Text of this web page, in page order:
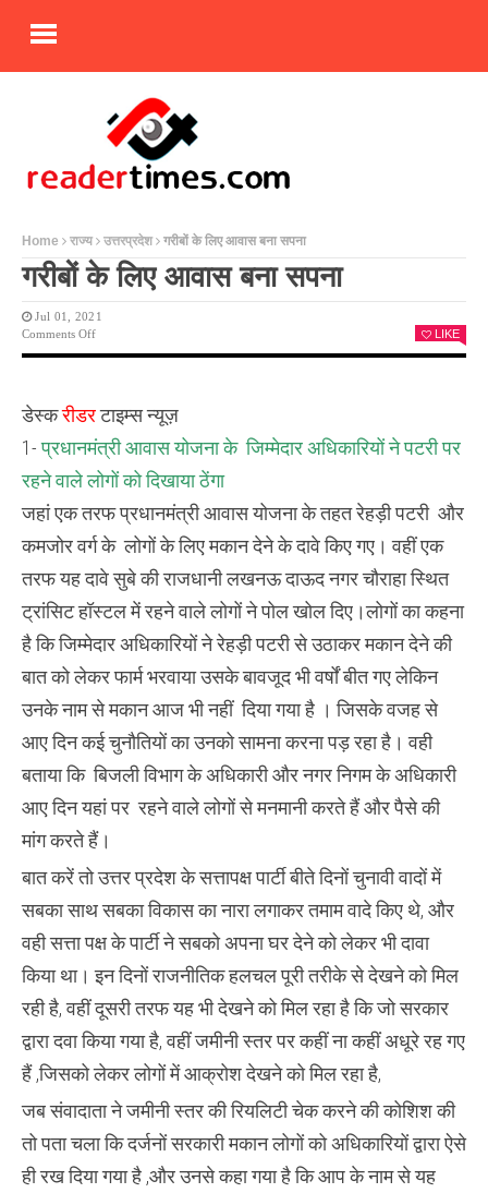
Home राज्य उत्तरप्रदेश गरीबों के लिए आवास बना सपना
गरीबों के लिए आवास बना सपना
Jul 01, 2021
Comments OffOn
बना
सपना
LIKE
डेस्करीडरटाइम्स न्यूज़
1-प्रधानमंत्री आवास योजना के जिम्मेदार अधिकारियों ने पटरी पर
रहने वाले लोगों को दिखाया ठेंगा
जहां एक तरफ प्रधानमंत्री आवास योजना के तहत रेहड़ी पटरी और
कमजोर वर्ग के लोगों के लिए मकान देने के दावे किए गए। वहीं एक
तरफ यह दावे सुबे की राजधानी लखनऊ दाऊद नगर चौराहा स्थित
ट्रांसिट हॉस्टल में रहने वाले लोगों ने पोल खोल दिए।लोगों का कहना
है कि जिम्मेदार अधिकारियों ने रेहड़ी पटरी से उठाकर मकान देने की
बात को लेकर फार्म भरवाया उसके बावजूद भी वर्षों बीत गए लेकिन
उनके नाम से मकान आज भी नहीं दिया गया है । जिसके वजह से
आए दिन कई चुनौतियों का उनको सामना करना पड़ रहा है। वही
बताया कि बिजली विभाग के अधिकारी और नगर निगम के अधिकारी
आए दिन यहां पर रहने वाले लोगों से मनमानी करते हैं और पैसे की
मांग करते हैं।
बात करें तो उत्तर प्रदेश के सत्तापक्ष पार्टी बीते दिनों चुनावी वादों में
सबका साथ सबका विकास का नारा लगाकर तमाम वादे किए थे, और
वही सत्ता पक्ष के पार्टी ने सबको अपना घर देने को लेकर भी दावा
किया था। इन दिनों राजनीतिक हलचल पूरी तरीके से देखने को मिल
रही है, वहीं दूसरी तरफ यह भी देखने को मिल रहा है कि जो सरकार
द्वारा दवा किया गया है, वहीं जमीनी स्तर पर कहीं ना कहीं अधूरे रह गए
हैं ,जिसको लेकर लोगों में आक्रोश देखने को मिल रहा है,
जब संवादाता ने जमीनी स्तर की रियलिटी चेक करने की कोशिश की
तो पता चला कि दर्जनों सरकारी मकान लोगों को अधिकारियों द्वारा ऐसे
ही रख दिया गया है ,और उनसे कहा गया है कि आप के नाम से यह